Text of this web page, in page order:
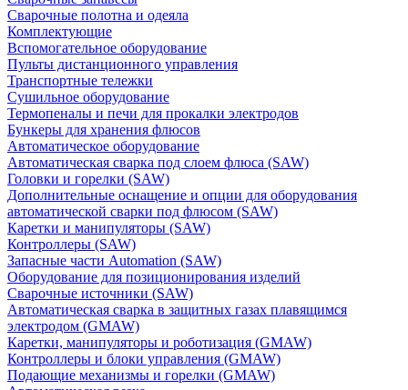
Сварочные полотна и одеяла
Комплектующие
Вспомогательное оборудование
Пульты дистанционного управления
Транспортные тележки
Сушильное оборудование
Термопеналы и печи для прокалки электродов
Бункеры для хранения флюсов
Автоматическое оборудование
Автоматическая сварка под слоем флюса (SAW)
Головки и горелки (SAW)
Дополнительные оснащение и опции для оборудования
автоматической сварки под флюсом (SAW)
Каретки и манипуляторы (SAW)
Контроллеры (SAW)
Запасные части Automation (SAW)
Оборудование для позиционирования изделий
Сварочные источники (SAW)
Автоматическая сварка в защитных газах плавящимся
электродом (GMAW)
Каретки, манипуляторы и роботизация (GMAW)
Контроллеры и блоки управления (GMAW)
Подающие механизмы и горелки (GMAW)